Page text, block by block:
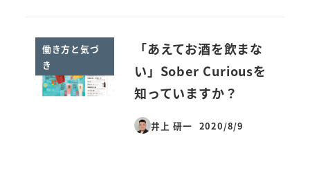
働き方と気づ
き
「あえてお酒を飲まな
い」Sober Curiousを
知っていますか？
井上 研一
投稿日
2020/8/9